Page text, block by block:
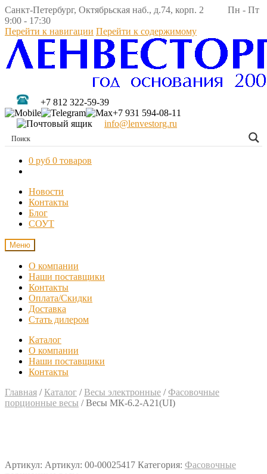
Санкт-Петербург, Октябрьская наб., д.74, корп. 2 Пн - Пт
9:00 - 17:30
Перейти к навигации Перейти к содержимому
+7 812 322-59-39
+7 931 594-08-11
info@lenvestorg.ru
0 руб 0 товаров
Новости
Контакты
Блог
СОУТ
Меню
О компании
Наши поставщики
Контакты
Оплата/Скидки
Доставка
Стать дилером
Каталог
О компании
Наши поставщики
Контакты
Главная / Каталог / Весы электронные /Фасовочные
порционные весы /Весы МК-6.2-А21(UI)
Артикул: Артикул: 00-00025417 Категория: Фасовочные